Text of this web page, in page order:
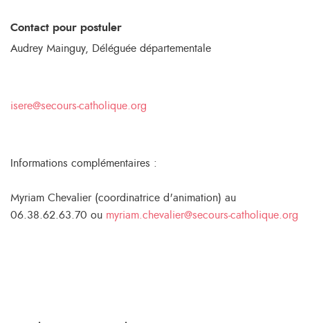
Contact pour postuler
Audrey Mainguy, Déléguée départementale
isere@secours-catholique.org
Informations complémentaires :
Myriam Chevalier (coordinatrice d'animation) au
06.38.62.63.70 ou myriam.chevalier@secours-catholique.org